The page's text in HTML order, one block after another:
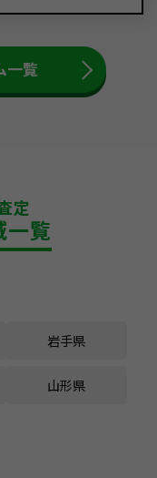
一覧
定
一覧
岩手県
山形県